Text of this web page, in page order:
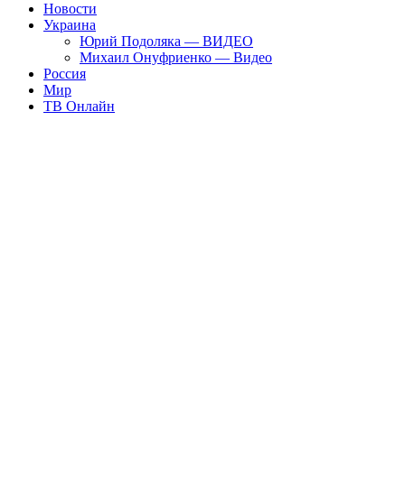
Новости
Украина
Юрий Подоляка — ВИДЕО
Михаил Онуфриенко — Видео
Россия
Мир
ТВ Онлайн